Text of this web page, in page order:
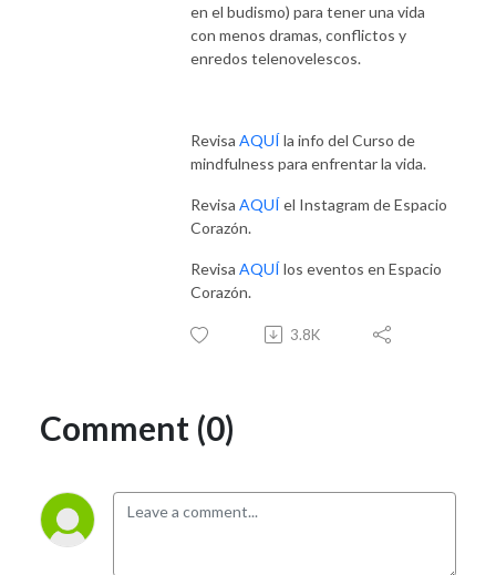
en el budismo) para tener una vida
con menos dramas, conflictos y
enredos telenovelescos.
Revisa AQUÍla info del Curso de
mindfulness para enfrentar la vida.
Revisa AQUÍel Instagram de Espacio
Corazón.
Revisa AQUÍlos eventos en Espacio
Corazón.
3.8K
Comment (0)